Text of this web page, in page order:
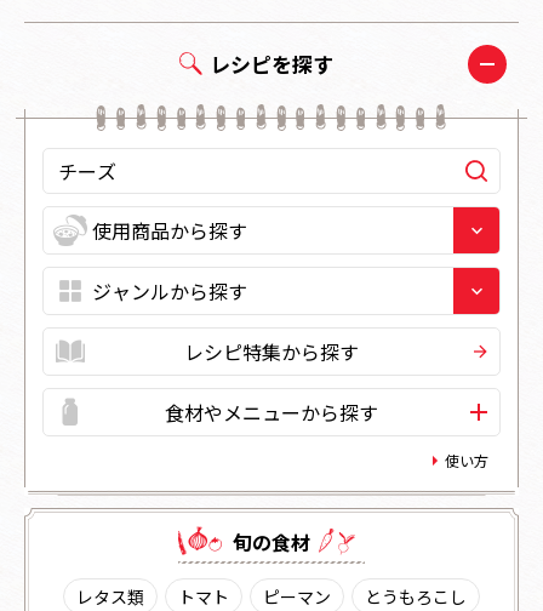
レシピを探す
レシピ特集から探す
食材やメニューから探す
使い方
旬の⾷材
レタス類 トマト ピーマン
とうもろこし